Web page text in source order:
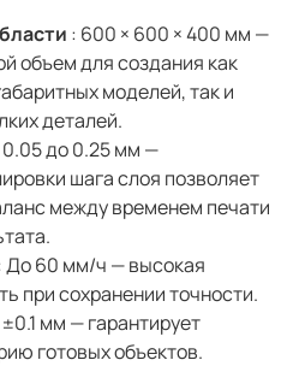
: 600 × 600 × 400 мм —
объем для создания как
моделей, так и
деталей.
до 0.25 мм —
шага слоя позволяет
между временем печати
До 60 мм/ч — высокая
при сохранении точности.
мм — гарантирует
готовых объектов.